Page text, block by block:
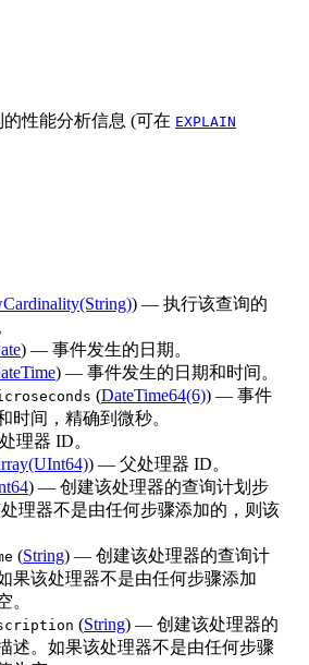
性能分析信息 (可在 EXPLAIN
) — 执行该查询的
) — 事件发生的日期。
) — 事件发生的日期和时间。
(DateTime64(6)) — 事件
时间，精确到微秒。
理器 ID。
) — 父处理器 ID。
) — 创建该处理器的查询计划步
理器不是由任何步骤添加的，则该
(String) — 创建该处理器的查询计
果该处理器不是由任何步骤添加
。
(String) — 创建该处理器的
述。如果该处理器不是由任何步骤